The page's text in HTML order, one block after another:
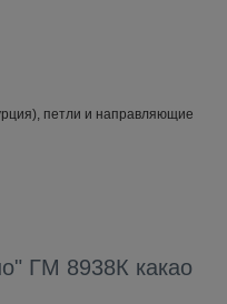
петли и направляющие
ГМ 8938К какао